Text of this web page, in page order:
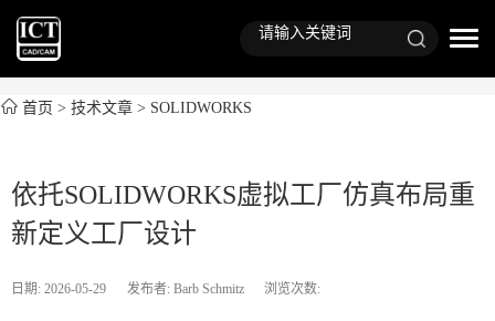
首页 > 技术文章 > SOLIDWORKS
依托SOLIDWORKS虚拟工厂仿真布局重
新定义工厂设计
日期: 2026-05-29 发布者: Barb Schmitz 浏览次数: